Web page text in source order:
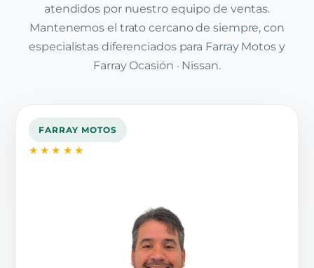
atendidos por nuestro equipo de ventas.
Mantenemos el trato cercano de siempre, con
especialistas diferenciados para Farray Motos y
Farray Ocasión · Nissan.
FARRAY MOTOS
★★★★★